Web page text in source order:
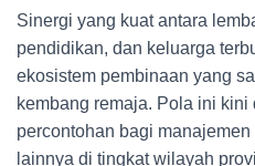
Sinergi yang kuat antara
pendidikan, dan keluarga
ekosistem pembinaan yang
kembang remaja. Pola ini
percontohan bagi
lainnya di tingkat wilayah